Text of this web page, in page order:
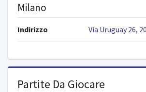
Milano
Indirizzo Via Uruguay 26,
Partite Da Giocare